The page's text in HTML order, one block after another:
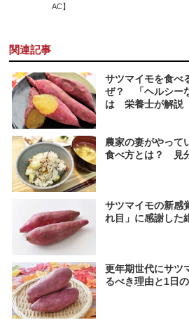
AC】
関連記事
サツマイモを食べ
ぜ？ 「ヘルシー
は 栄養士が解説
農家の妻がやって
食べ方とは？ 見
サツマイモの新
れ目」に感謝した
更年期世代にサ
るべき理由と1日